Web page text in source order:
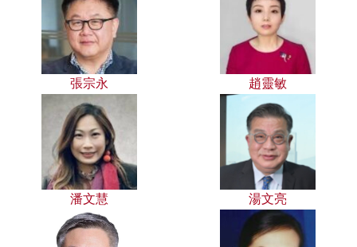
張宗永 趙靈敏
潘文慧 湯文亮